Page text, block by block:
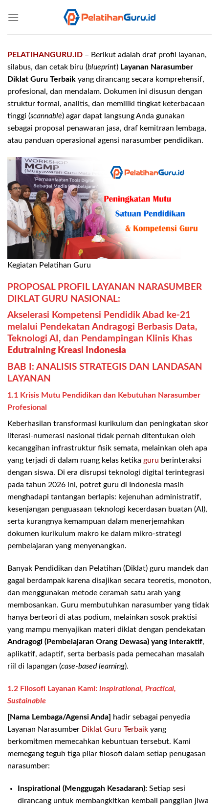
PELATIHANGURU.ID – Berikut adalah draf profil layanan,
silabus, dan cetak biru (blueprint) Layanan Narasumber
Diklat Guru Terbaik yang dirancang secara komprehensif,
profesional, dan mendalam. Dokumen ini disusun dengan
struktur formal, analitis, dan memiliki tingkat keterbacaan
tinggi (scannable) agar dapat langsung Anda gunakan
sebagai proposal penawaran jasa, draf kemitraan lembaga,
atau panduan operasional agensi narasumber pendidikan.
Kegiatan Pelatihan Guru
PROPOSAL PROFIL LAYANAN NARASUMBER
DIKLAT GURU NASIONAL:
Akselerasi Kompetensi Pendidik Abad ke-21
melalui Pendekatan Andragogi Berbasis Data,
Teknologi AI, dan Pendampingan Klinis Khas
Edutraining Kreasi Indonesia
BAB I: ANALISIS STRATEGIS DAN LANDASAN
LAYANAN
1.1 Krisis Mutu Pendidikan dan Kebutuhan Narasumber
Profesional
Keberhasilan transformasi kurikulum dan peningkatan skor
literasi-numerasi nasional tidak pernah ditentukan oleh
kecanggihan infrastruktur fisik semata, melainkan oleh apa
yang terjadi di dalam ruang kelas ketika guru berinteraksi
dengan siswa. Di era disrupsi teknologi digital terintegrasi
pada tahun 2026 ini, potret guru di Indonesia masih
menghadapi tantangan berlapis: kejenuhan administratif,
kesenjangan penguasaan teknologi kecerdasan buatan (AI),
serta kurangnya kemampuan dalam menerjemahkan
dokumen kurikulum makro ke dalam mikro-strategi
pembelajaran yang menyenangkan.
Banyak Pendidikan dan Pelatihan (Diklat) guru mandek dan
gagal berdampak karena disajikan secara teoretis, monoton,
dan menggunakan metode ceramah satu arah yang
membosankan. Guru membutuhkan narasumber yang tidak
hanya berteori di atas podium, melainkan sosok praktisi
yang mampu menyajikan materi diklat dengan pendekatan
Andragogi (Pembelajaran Orang Dewasa) yang Interaktif,
aplikatif, adaptif, serta berbasis pada pemecahan masalah
riil di lapangan (case-based learning).
1.2 Filosofi Layanan Kami: Inspirational, Practical,
Sustainable
[Nama Lembaga/Agensi Anda] hadir sebagai penyedia
Layanan Narasumber Diklat Guru Terbaik yang
berkomitmen memecahkan kebuntuan tersebut. Kami
memegang teguh tiga pilar filosofi dalam setiap penugasan
narasumber:
Inspirational (Menggugah Kesadaran):Setiap sesi
dirancang untuk membangkitkan kembali panggilan jiwa